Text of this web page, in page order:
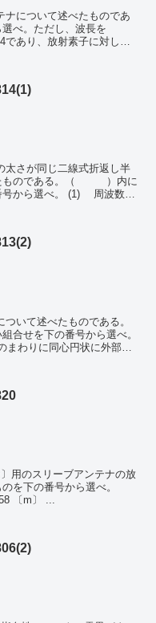
べ。ただし、波長を
あり、放射素子に対して
たものである。（ ）内に
。 (1) 周波数特
せを下の番号から選べ。
わりに同心円状に外部導
を下の番号から選べ。
〔m〕 ３ 0.58 〔m〕 ...